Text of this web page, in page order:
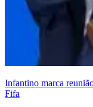
Infantino marca
Fifa